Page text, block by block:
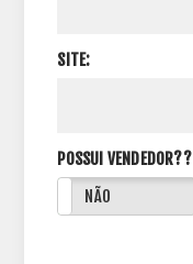
SITE:
POSSUI VENDEDOR??
NÃO